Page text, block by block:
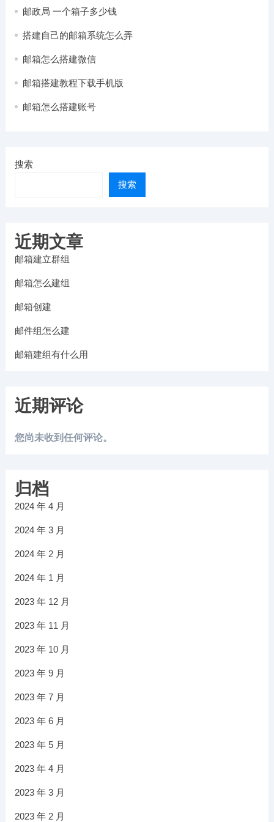
邮政局 一个箱子多少钱
搭建自己的邮箱系统怎么弄
邮箱怎么搭建微信
邮箱搭建教程下载手机版
邮箱怎么搭建账号
搜索
搜索
近期文章
邮箱建立群组
邮箱怎么建组
邮箱创建
邮件组怎么建
邮箱建组有什么用
近期评论
您尚未收到任何评论。
归档
2024 年 4 月
2024 年 3 月
2024 年 2 月
2024 年 1 月
2023 年 12 月
2023 年 11 月
2023 年 10 月
2023 年 9 月
2023 年 7 月
2023 年 6 月
2023 年 5 月
2023 年 4 月
2023 年 3 月
2023 年 2 月